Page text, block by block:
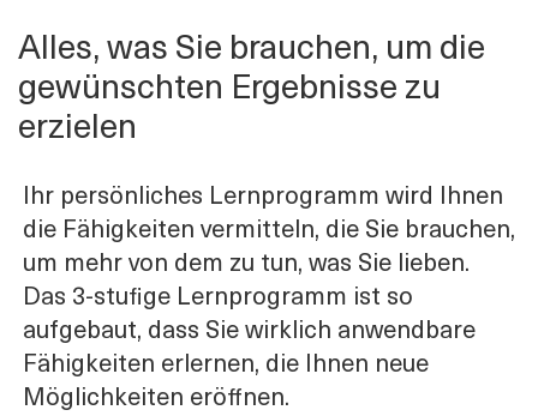
Alles, was Sie brauchen, um die
gewünschten Ergebnisse zu
erzielen
Ihr persönliches Lernprogramm wird Ihnen
die Fähigkeiten vermitteln, die Sie brauchen,
um mehr von dem zu tun, was Sie lieben.
Das 3-stufige Lernprogramm ist so
aufgebaut, dass Sie wirklich anwendbare
Fähigkeiten erlernen, die Ihnen neue
Möglichkeiten eröffnen.